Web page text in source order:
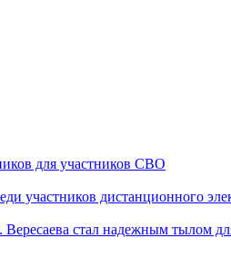
для участников СВО
дистанционного
стал надежным тылом